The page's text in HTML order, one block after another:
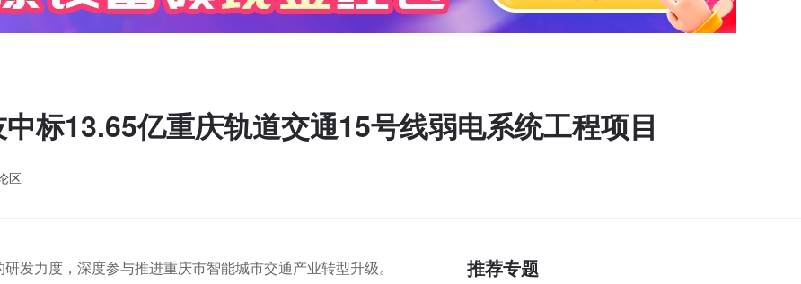
标13.65亿重庆轨道交通15号线弱电系统工程项目
区
发力度，深度参与推进重庆市智能城市交通产业转型升级。 推荐专题